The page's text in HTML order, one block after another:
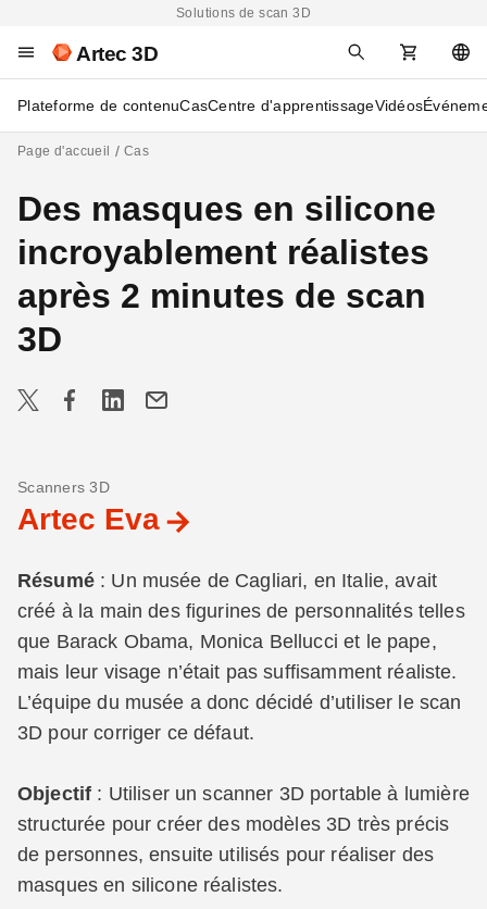
Solutions de scan 3D
Artec 3D
Plateforme de contenuCasCentre d'apprentissageVidéos
Page d'accueil Cas
Des masques en silicone
incroyablement réalistes
après 2 minutes de scan
3D
Scanners 3D
Artec Eva
Résumé : Un musée de Cagliari, en Italie, avait
créé à la main des figurines de personnalités telles
que Barack Obama, Monica Bellucci et le pape,
mais leur visage n’était pas suffisamment réaliste.
L’équipe du musée a donc décidé d’utiliser le scan
3D pour corriger ce défaut.
Objectif : Utiliser un scanner 3D portable à lumière
structurée pour créer des modèles 3D très précis
de personnes, ensuite utilisés pour réaliser des
masques en silicone réalistes.